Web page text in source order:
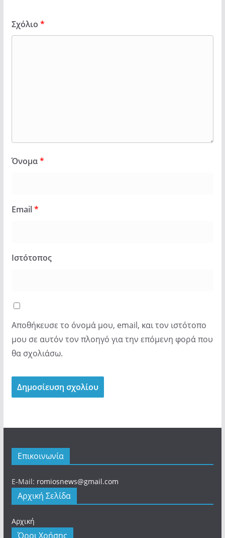
Σχόλιο *
Όνομα*
Email*
Ιστότοπος
Αποθήκευσε το όνομά μου, email, και τον ιστότοπο
μου σε αυτόν τον πλοηγό για την επόμενη φορά που
θα σχολιάσω.
Επικοινωνία
E-Mail: romiosnews@gmail.com
Αρχική Σελίδα
Αρχική
Όροι Χρήσης